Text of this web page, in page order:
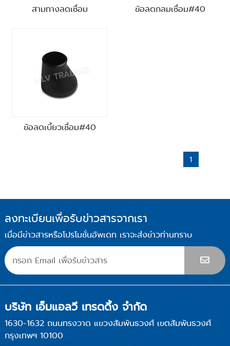
สามทางลดเชื่อม ข้อลดกลมเชื่อม#40
ข้อลดเบี้ยวเชื่อม#40
1
ลงทะเบียนเพื่อรับข่าวสารจากเรา
เมื่อมีข่าวสารหรือโปรโมชั่นอัพเดท เราจะส่งข่าวท่านทราบ
บริษัท เอ็มแอลวี เทรดดิ้ง จำกัด
1630-1632 ถนนทรงวาด แขวงสัมพันธวงศ์ เขตสัมพันธวงศ์
กรุงเทพฯ 10100